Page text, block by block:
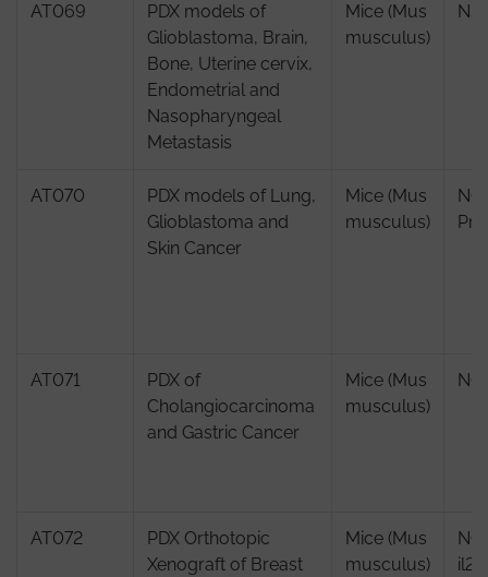
AT069
PDX models of
Glioblastoma, Brain,
Bone, Uterine cervix,
Endometrial and
Nasopharyngeal
Metastasis
Mice (Mus
musculus)
AT070
PDX models of Lung,
Glioblastoma and
Skin Cancer
Mice (Mus
musculus)
AT071
PDX of
Cholangiocarcinoma
and Gastric Cancer
Mice (Mus
musculus)
AT072
PDX Orthotopic
Xenograft of Breast
Mice (Mus
musculus)